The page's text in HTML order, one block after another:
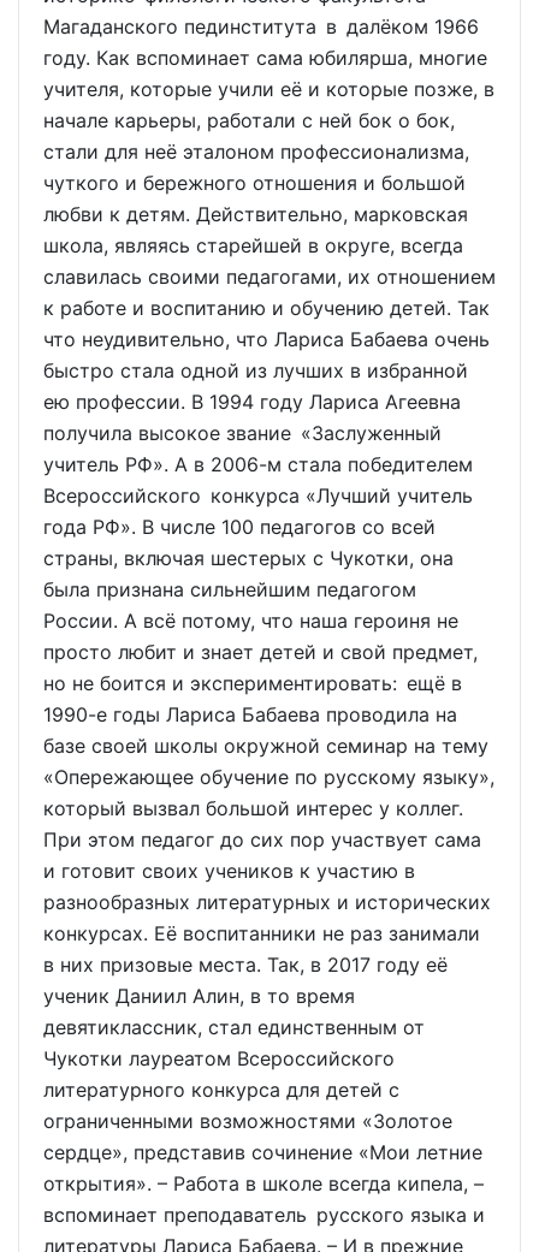
Магаданского пединститута в далёком 1966
году. Как вспоминает сама юбилярша, многие
учителя, которые учили её и которые позже, в
начале карьеры, работали с ней бок о бок,
стали для неё эталоном профессионализма,
чуткого и бережного отношения и большой
любви к детям. Действительно, марковская
школа, являясь старейшей в округе, всегда
славилась своими педагогами, их отношением
к работе и воспитанию и обучению детей. Так
что неудивительно, что Лариса Бабаева очень
быстро стала одной из лучших в избранной
ею профессии. В 1994 году Лариса Агеевна
получила высокое звание «Заслуженный
учитель РФ». А в 2006-м стала победителем
Всероссийского конкурса «Лучший учитель
года РФ». В числе 100 педагогов со всей
страны, включая шестерых с Чукотки, она
была признана сильнейшим педагогом
России. А всё потому, что наша героиня не
просто любит и знает детей и свой предмет,
но не боится и экспериментировать: ещё в
1990-е годы Лариса Бабаева проводила на
базе своей школы окружной семинар на тему
«Опережающее обучение по русскому языку»,
который вызвал большой интерес у коллег.
При этом педагог до сих пор участвует сама
и готовит своих учеников к участию в
разнообразных литературных и исторических
конкурсах. Её воспитанники не раз занимали
в них призовые места. Так, в 2017 году её
ученик Даниил Алин, в то время
девятиклассник, стал единственным от
Чукотки лауреатом Всероссийского
литературного конкурса для детей с
ограниченными возможностями «Золотое
сердце», представив сочинение «Мои летние
открытия». – Работа в школе всегда кипела, –
вспоминает преподаватель русского языка и
литературы Лариса Бабаева. – И в прежние